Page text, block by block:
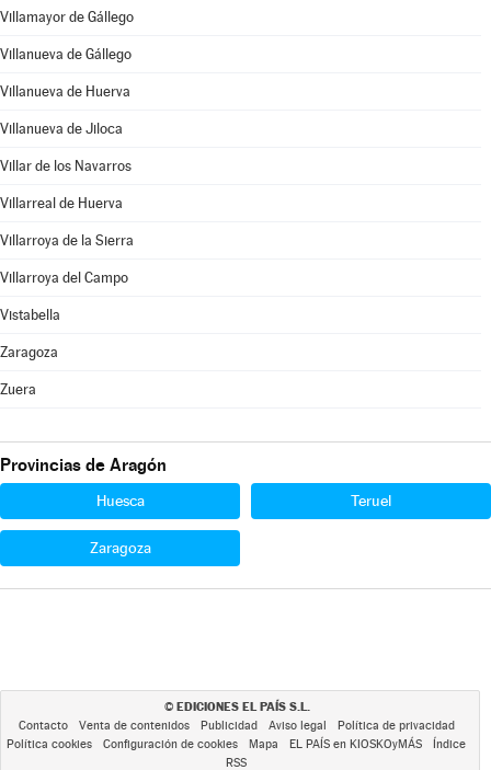
Villamayor de Gállego
Villanueva de Gállego
Villanueva de Huerva
Villanueva de Jiloca
Villar de los Navarros
Villarreal de Huerva
Villarroya de la Sierra
Villarroya del Campo
Vistabella
Zaragoza
Zuera
Provincias de Aragón
Huesca Teruel
Zaragoza
© EDICIONES EL PAÍS S.L.
Contacto Venta de contenidos Publicidad Aviso legal
Política de privacidad
Política cookies
Configuración de cookies Mapa EL PAÍS en KIOSKOyMÁS
Índice
RSS